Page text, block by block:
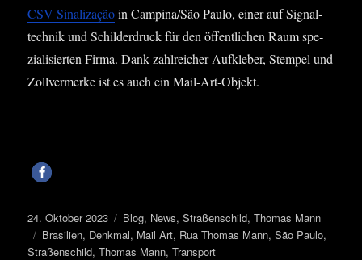
CSV Sina­li­za­çãoin Campina/São Pau­lo, einer auf Signal­
tech­nik und Schil­der­druck für den öffent­li­chen Raum spe­
zia­li­sier­ten Fir­ma. Dank zahl­rei­cher Auf­kle­ber, Stem­pel und
Zoll­ver­mer­ke ist es auch ein Mail-Art-Objekt.
Veröffentlicht
am
24. Oktober 2023 Kategorien
Blog, News,Straßenschild,Thomas Mann
Schlagwörter
Brasilien, Denkmal, Mail Art, Rua Thomas Mann,São Paulo,
Straßenschild,Thomas Mann,Transport